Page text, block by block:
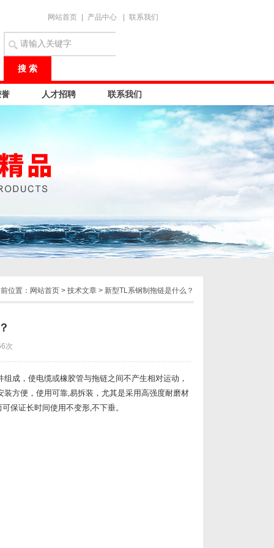
网站首页 产品中心 联系我们
人才招聘 联系我们
位置： 网站首页> 技术文章> 新型TL系钢制拖链是什么？
次
成，使电缆或橡胶管与拖链之间不产生相对运动，
方便，使用可靠,易拆装，尤其是采用高强度耐磨材
保证长时间使用不变形,不下垂。